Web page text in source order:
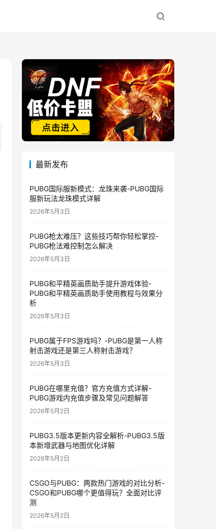
最新发布
PUBG国际服新模式：龙珠来袭-PUBG国际
服新玩法龙珠模式详解
2026年5月3日
PUBG枪太难压？这些技巧帮你轻松掌控-
PUBG枪法难控制怎么解决
2026年5月3日
PUBG和平精英画质助手提升游戏体验-
PUBG和平精英画质助手使用教程与效果分
析
2026年5月3日
PUBG属于FPS游戏吗？-PUBG是第一人称
射击游戏还是第三人称射击游戏？
2026年5月3日
PUBG在哪里充值？官方充值方式详解-
PUBG游戏内充值步骤及常见问题解答
2026年5月2日
PUBG3.5版本更新内容全解析-PUBG3.5版
本新增武器与地图优化详解
2026年5月2日
CSGO与PUBG：两款热门游戏的对比分析-
CSGO和PUBG哪个更值得玩？全面对比评
测
2026年5月2日